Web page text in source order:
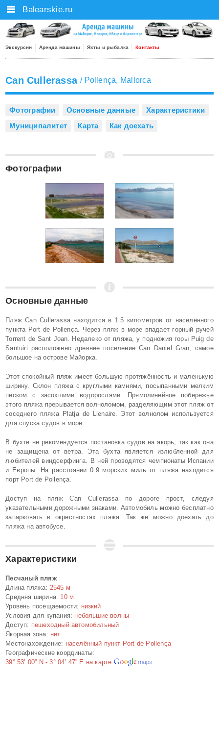
Экскурсии Аренда машины Яхты и рыбалка Контакты
Can Cullerassa / Pollença, Mallorca
Фотографии Основные данные
Характеристики
Муниципалитет
Карта Как доехать
Фотографии
Основные данные
Пляж Can Cullerassa находится в 1.5 километров от населённого
пункта Port de Pollença. Через пляж в море впадает горный ручей
Torrent de Sant Joan. Недалеко от пляжа, у подножия горы Puig de
Santuiri расположено древнее поселение Can Daniel Gran, самое
большое на острове Майорка.
Этот спокойный пляж имеет большую протяжённость и маленькую
ширину. Склон пляжа с круглыми камнями, посыпанными мелким
песком с засохшими водорослями. Прямолинейное побережье
этого пляжа прерывается волноломом, разделяющим этот пляж от
соседнего пляжа Platja de Llenaire. Этот волнолом используется
для спуска судов в море.
В бухте не рекомендуется постановка судов на якорь, так как она
не защищена от ветра. Эта бухта является излюбленной для
любителей виндсерфинга. В ней проводятся чемпионаты Испании
и Европы. На расстоянии 0.9 морских миль от пляжа находится
порт Port de Pollença.
Доступ на пляж Can Cullerassa по дороге прост, следуя
указательными дорожными знаками. Автомобиль можно бесплатно
запарковать в окрестностях пляжа. Так же можно доехать до
пляжа на автобусе.
Характеристики
Песчаный пляж
Длина пляжа: 2545 м
Средняя ширина: 10 м
Уровень посещаемости: низкий
Условия для купания: небольшие волны
Доступ: пешеходный автомобильный
Якорная зона: нет
Местонахождение: населённый пункт Port de Pollença
Географические координаты:
39° 53’ 00” N -3° 04’ 47” E на карте
Balearskie.ru